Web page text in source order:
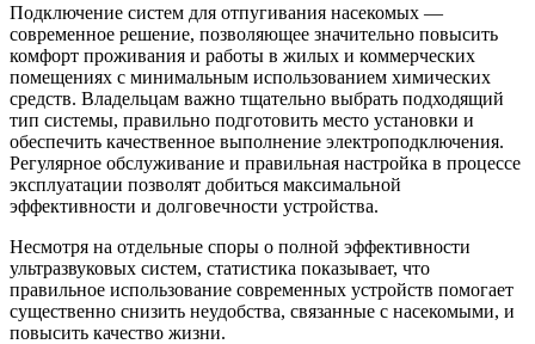
Подключение систем для отпугивания насекомых —
современное решение, позволяющее значительно повысить
комфорт проживания и работы в жилых и коммерческих
помещениях с минимальным использованием химических
средств. Владельцам важно тщательно выбрать подходящий
тип системы, правильно подготовить место установки и
обеспечить качественное выполнение электроподключения.
Регулярное обслуживание и правильная настройка в процессе
эксплуатации позволят добиться максимальной
эффективности и долговечности устройства.
Несмотря на отдельные споры о полной эффективности
ультразвуковых систем, статистика показывает, что
правильное использование современных устройств помогает
существенно снизить неудобства, связанные с насекомыми, и
повысить качество жизни.